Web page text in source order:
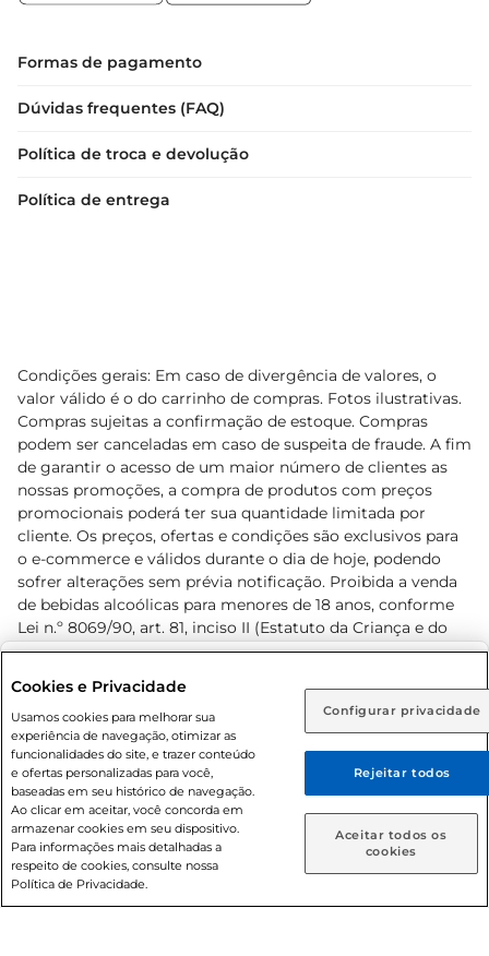
Rio de Janeiro (RJ) Goiás (GO)
Ou
Caso queira comprar online, informe como deseja receber
suas compras:
Entrega em casa Retire em Loja
Formas de pagamento
Dúvidas frequentes (FAQ)
Política de troca e devolução
Política de entrega
Condições gerais: Em caso de divergência de valores, o
valor válido é o do carrinho de compras. Fotos ilustrativas.
Compras sujeitas a confirmação de estoque. Compras
podem ser canceladas em caso de suspeita de fraude. A fim
de garantir o acesso de um maior número de clientes as
nossas promoções, a compra de produtos com preços
promocionais poderá ter sua quantidade limitada por
cliente. Os preços, ofertas e condições são exclusivos para
o e-commerce e válidos durante o dia de hoje, podendo
sofrer alterações sem prévia notificação. Proibida a venda
de bebidas alcoólicas para menores de 18 anos, conforme
Lei n.º 8069/90, art. 81, inciso II (Estatuto da Criança e do
Adolescente). Preços e condições exclusivos para o
prévio. O valor mínimo para as compras on-line é de R$
80,00.
© 2026 Copyright. Todos os direitos
reservados Prezunic.
Cookies e Privacidade
Usamos cookies para melhorar sua
experiência de navegação, otimizar as
funcionalidades do site, e trazer conteúdo
e ofertas personalizadas para você,
baseadas em seu histórico de navegação.
Ao clicar em aceitar, você concorda em
armazenar cookies em seu dispositivo.
Para informações mais detalhadas a
respeito de cookies, consulte nossa
Política de Privacidade.
Configurar privacidade
Rejeitar todos
Aceitar todos os
cookies